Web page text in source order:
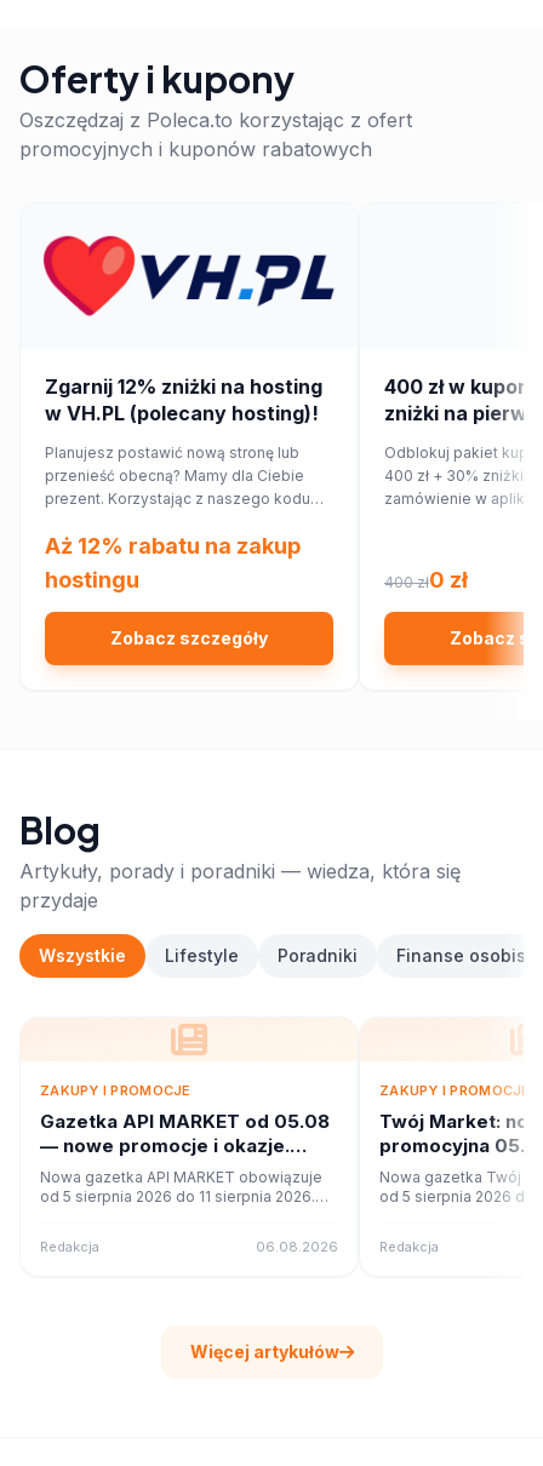
Oferty i kupony
Oszczędzaj z Poleca.to korzystając z ofert
promocyjnych i kuponów rabatowych
Zgarnij 12% zniżki na hosting
w VH.PL (polecany hosting)!
Planujesz postawić nową stronę lub
przenieść obecną? Mamy dla Ciebie
prezent. Korzystając z naszego kodu
12%!
Aż 12% rabatu na zakup
hostingu
Zobacz szczegóły
400 zł w
zniżki na
Odblokuj pakiet
400 zł + 30% zniżki
zamówienie w
400 zł0 zł
Zobacz
Blog
Artykuły, porady i poradniki — wiedza, która się
przydaje
Wszystkie Lifestyle Poradniki Finanse osobiste
ZAKUPY I PROMOCJE
Gazetka API MARKET od 05.08
— nowe promocje i okazje.
Sprawdź
Nowa gazetka API MARKET obowiązuje
od 5 sierpnia 2026 do 11 sierpnia 2026.
Redakcja 06.08.2026
ZAKUPY I PROMOCJE
Twój Market:
promocyjna
Co w ofercie?
Nowa gazetka Twój
od 5 sierpnia 2026 do
Redakcja
Więcej artykułów